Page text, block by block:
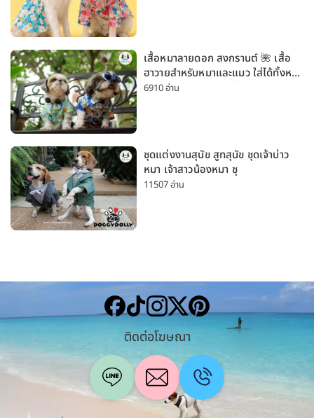
เสื้อหมาลายดอก สงกรานต์ 🌺 เสื้อ
ฮาวายสำหรับหมาและแมว ใส่ได้ทั้งหมา
เล็กและหมาใหญ่ ใส่เที่ยวทะเลน่ารัก
6910 อ่าน
ชุดแต่งงานสุนัข สูทสุนัข ชุดเจ้าบ่าว
หมา เจ้าสาวน้องหมา ชุ
11507 อ่าน
ติดต่อโฆษณา